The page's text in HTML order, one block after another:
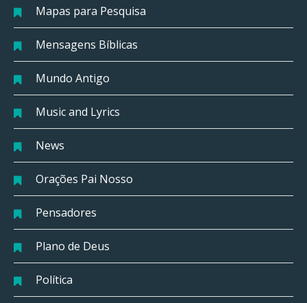
Mapas para Pesquisa
Mensagens Bíblicas
Mundo Antigo
Music and Lyrics
News
Orações Pai Nosso
Pensadores
Plano de Deus
Política